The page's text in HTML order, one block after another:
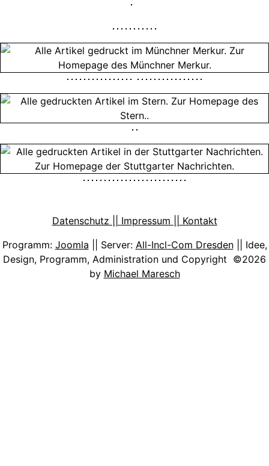
Datenschutz || Impressum || Kontakt
Programm: Joomla || Server: All-Incl-Com Dresden|| Idee,
Design, Programm, Administration und Copyright ©2026
by Michael Maresch